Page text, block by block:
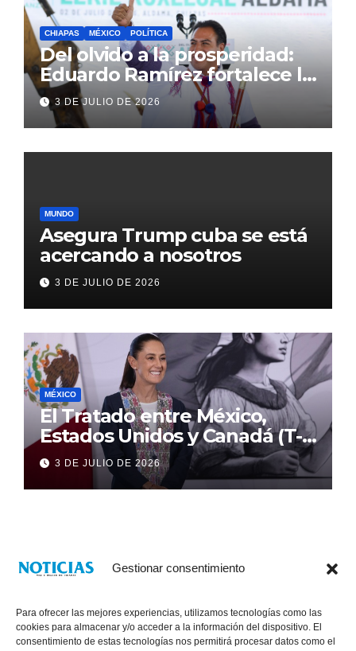
Gestionar consentimiento
Para ofrecer las mejores experiencias, utilizamos tecnologías como las
cookies para almacenar y/o acceder a la información del dispositivo. El
consentimiento de estas tecnologías nos permitirá procesar datos como el
CHIAPAS MÉXICO POLÍTICA
Del olvido a la prosperidad:
Eduardo Ramírez fortalece la
transformación de Aldama
con inversión histórica
3 DE JULIO DE 2026
MUNDO
Asegura Trump cuba se está
acercando a nosotros
3 DE JULIO DE 2026
MÉXICO
El Tratado entre México,
Estados Unidos y Canadá (T-
MEC) se mantiene hasta el
2036: Presidenta Claudia
Sheinbaum
3 DE JULIO DE 2026